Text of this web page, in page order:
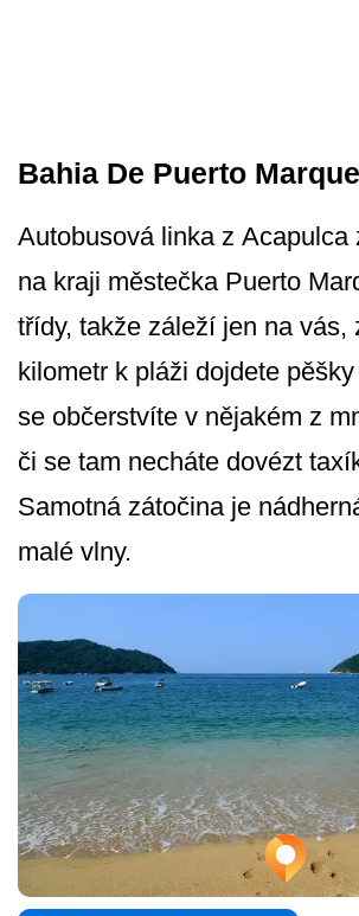
Bahia De Puerto
Autobusová linka z Acapulca
na kraji městečka Puerto
třídy, takže záleží jen na vás,
kilometr k pláži dojdete
se občerstvíte v nějakém z
či se tam necháte dovézt
Samotná zátočina je
malé vlny.